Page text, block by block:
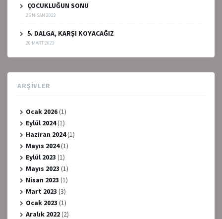
ÇOCUKLUĞUN SONU
25 NISAN 2023
5. DALGA, KARŞI KOYACAĞIZ
26 MART 2023
ARŞIVLER
Ocak 2026(1)
Eylül 2024(1)
Haziran 2024(1)
Mayıs 2024(1)
Eylül 2023 (1)
Mayıs 2023 (1)
Nisan 2023 (1)
Mart 2023 (3)
Ocak 2023 (1)
Aralık 2022(2)